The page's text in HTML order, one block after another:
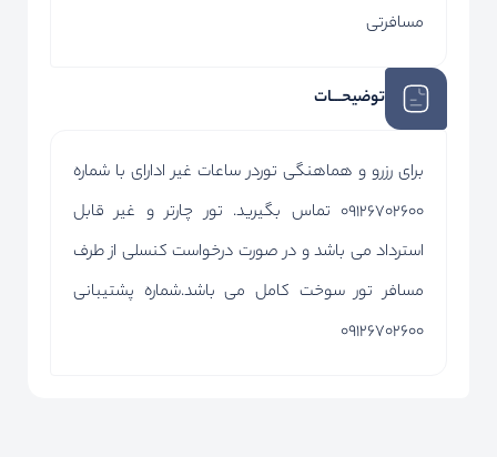
مسافرتی
توضیحـــات
برای رزرو و هماهنگی توردر ساعات غیر ادارای با شماره
09126702600 تماس بگیرید. تور چارتر و غیر قابل
استرداد می باشد و در صورت درخواست کنسلی از طرف
مسافر تور سوخت کامل می باشد.شماره پشتیبانی
09126702600